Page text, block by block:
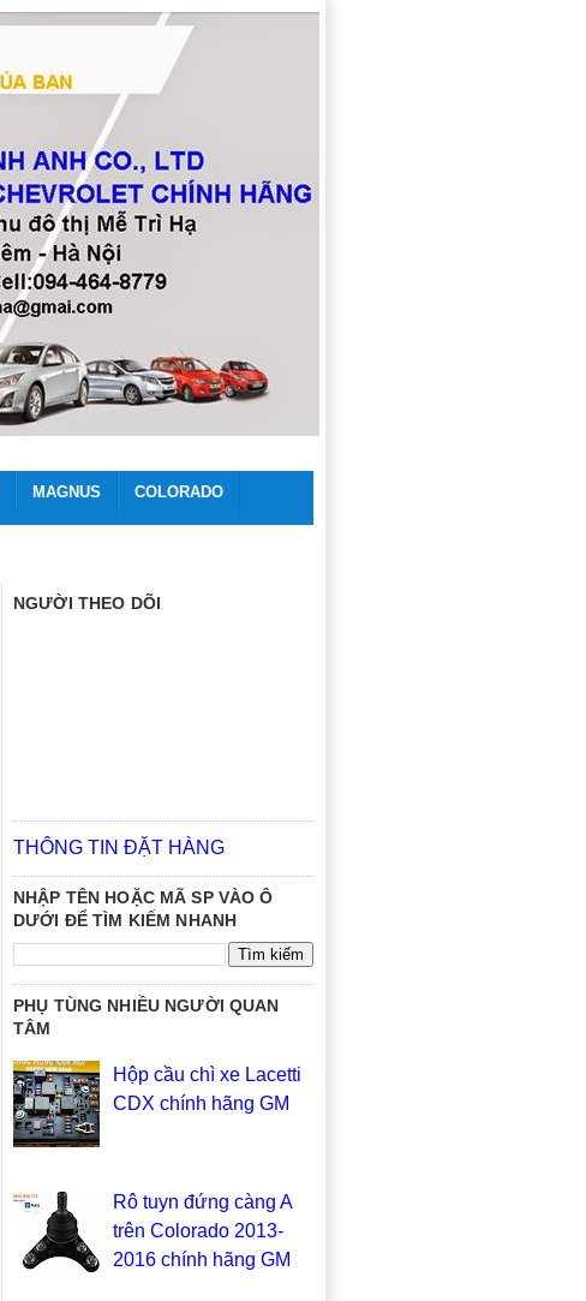
MAGNUS COLORADO
NGƯỜI THEO DÕI
THÔNG TIN ĐẶT HÀNG
NHẬP TÊN HOẶC MÃ SP VÀO Ô
DƯỚI ĐỂ TÌM KIẾM NHANH
PHỤ TÙNG NHIỀU NGƯỜI QUAN
TÂM
Hộp cầu chì xe Lacetti
CDX chính hãng GM
Rô tuyn đứng càng A
trên Colorado 2013-
2016 chính hãng GM